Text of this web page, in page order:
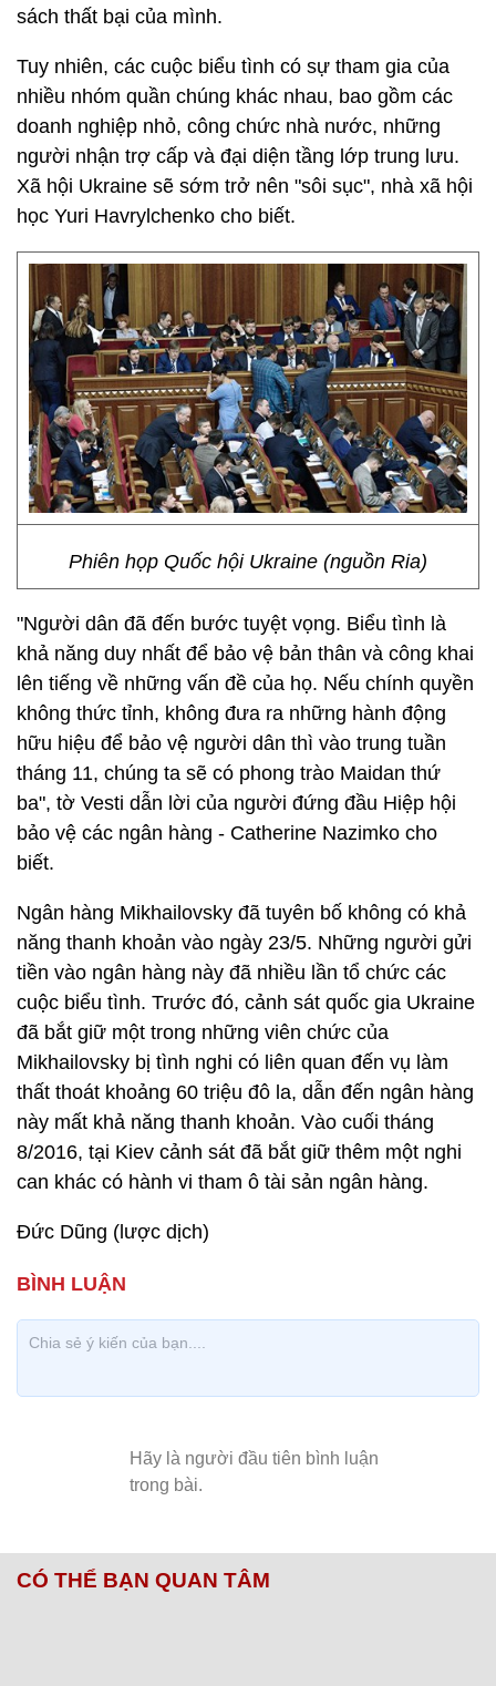
sách thất bại của mình.
Tuy nhiên, các cuộc biểu tình có sự tham gia của
nhiều nhóm quần chúng khác nhau, bao gồm các
doanh nghiệp nhỏ, công chức nhà nước, những
người nhận trợ cấp và đại diện tầng lớp trung lưu.
Xã hội Ukraine sẽ sớm trở nên "sôi sục", nhà xã hội
học Yuri Havrylchenko cho biết.
Phiên họp Quốc hội Ukraine (nguồn Ria)
"Người dân đã đến bước tuyệt vọng. Biểu tình là
khả năng duy nhất để bảo vệ bản thân và công khai
lên tiếng về những vấn đề của họ. Nếu chính quyền
không thức tỉnh, không đưa ra những hành động
hữu hiệu để bảo vệ người dân thì vào trung tuần
tháng 11, chúng ta sẽ có phong trào Maidan thứ
ba", tờ Vesti dẫn lời của người đứng đầu Hiệp hội
bảo vệ các ngân hàng - Catherine Nazimko cho
biết.
Ngân hàng Mikhailovsky đã tuyên bố không có khả
năng thanh khoản vào ngày 23/5. Những người gửi
tiền vào ngân hàng này đã nhiều lần tổ chức các
cuộc biểu tình. Trước đó, cảnh sát quốc gia Ukraine
đã bắt giữ một trong những viên chức của
Mikhailovsky bị tình nghi có liên quan đến vụ làm
thất thoát khoảng 60 triệu đô la, dẫn đến ngân hàng
này mất khả năng thanh khoản. Vào cuối tháng
8/2016, tại Kiev cảnh sát đã bắt giữ thêm một nghi
can khác có hành vi tham ô tài sản ngân hàng.
Đức Dũng (lược dịch)
CÓ THỂ BẠN QUAN TÂM